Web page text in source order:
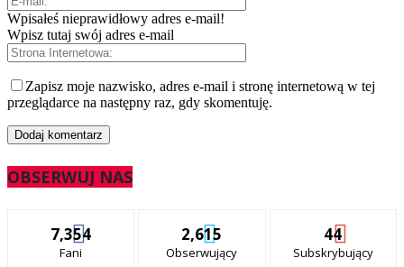
Wpisałeś nieprawidłowy adres e-mail!
Wpisz tutaj swój adres e-mail
Zapisz moje nazwisko, adres e-mail i stronę internetową w tej
przeglądarce na następny raz, gdy skomentuję.
OBSERWUJ NAS
7,354
Fani
2,615
Obserwujący
44
Subskrybujący